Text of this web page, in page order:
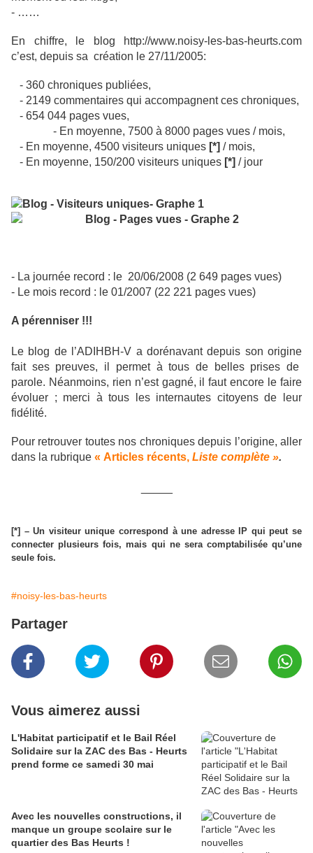
- ……
En chiffre, le blog http://www.noisy-les-bas-heurts.com
c’est, depuis sa création le 27/11/2005:
- 360 chroniques publiées,
- 2149 commentaires qui accompagnent ces chroniques,
- 654 044 pages vues,
- En moyenne, 7500 à 8000 pages vues / mois,
- En moyenne, 4500 visiteurs uniques [*] / mois,
- En moyenne, 150/200 visiteurs uniques [*] / jour
- La journée record : le 20/06/2008 (2 649 pages vues)
- Le mois record : le 01/2007 (22 221 pages vues)
A pérenniser !!!
Le blog de l’ADIHBH-V a dorénavant depuis son origine
fait ses preuves, il permet à tous de belles prises de
parole. Néanmoins, rien n’est gagné, il faut encore le faire
évoluer ; merci à tous les internautes citoyens de leur
fidélité.
Pour retrouver toutes nos chroniques depuis l’origine, aller
dans la rubrique « Articles récents, Liste complète ».
[*] – Un visiteur unique correspond à une adresse IP qui peut se
connecter plusieurs fois, mais qui ne sera comptabilisée qu’une
seule fois.
#noisy-les-bas-heurts
Partager
Vous aimerez aussi
L'Habitat participatif et le Bail Réel
Solidaire sur la ZAC des Bas - Heurts
prend forme ce samedi 30 mai
Avec les nouvelles constructions, il
manque un groupe scolaire sur le
quartier des Bas Heurts !